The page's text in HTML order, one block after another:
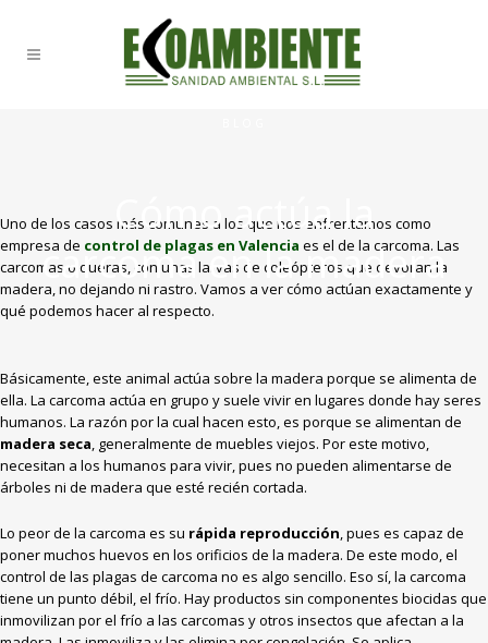
Cómo actúa la
carcoma en la madera
Uno de los casos más comunes a los que nos enfrentamos como
empresa de control de plagas en Valencia es el de la carcoma. Las
carcomas o queras, con unas larvas de coleópteros que devoran la
madera, no dejando ni rastro. Vamos a ver cómo actúan exactamente y
qué podemos hacer al respecto.
Básicamente, este animal actúa sobre la madera porque se alimenta de
ella. La carcoma actúa en grupo y suele vivir en lugares donde hay seres
humanos. La razón por la cual hacen esto, es porque se alimentan de
madera seca, generalmente de muebles viejos. Por este motivo,
necesitan a los humanos para vivir, pues no pueden alimentarse de
árboles ni de madera que esté recién cortada.
Lo peor de la carcoma es su rápida reproducción, pues es capaz de
poner muchos huevos en los orificios de la madera. De este modo, el
control de las plagas de carcoma no es algo sencillo. Eso sí, la carcoma
tiene un punto débil, el frío. Hay productos sin componentes biocidas que
inmovilizan por el frío a las carcomas y otros insectos que afectan a la